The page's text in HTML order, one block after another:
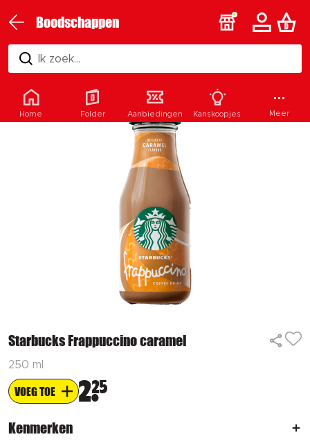
Boodschappen
Ik zoek...
Starbucks Frappuccino caramel
250 ml
VOEG TOE 225
Kenmerken
Home Folder Aanbiedingen Kanskoopjes Meer